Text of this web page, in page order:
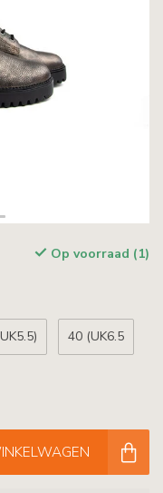
Op voorraad (1)
40 (UK6.5